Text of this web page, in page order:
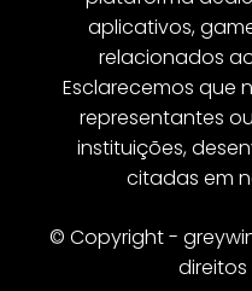
aplicativos,
relacionados
Esclarecemos que
representantes
instituições,
citadas em
© Copyright -
direitos